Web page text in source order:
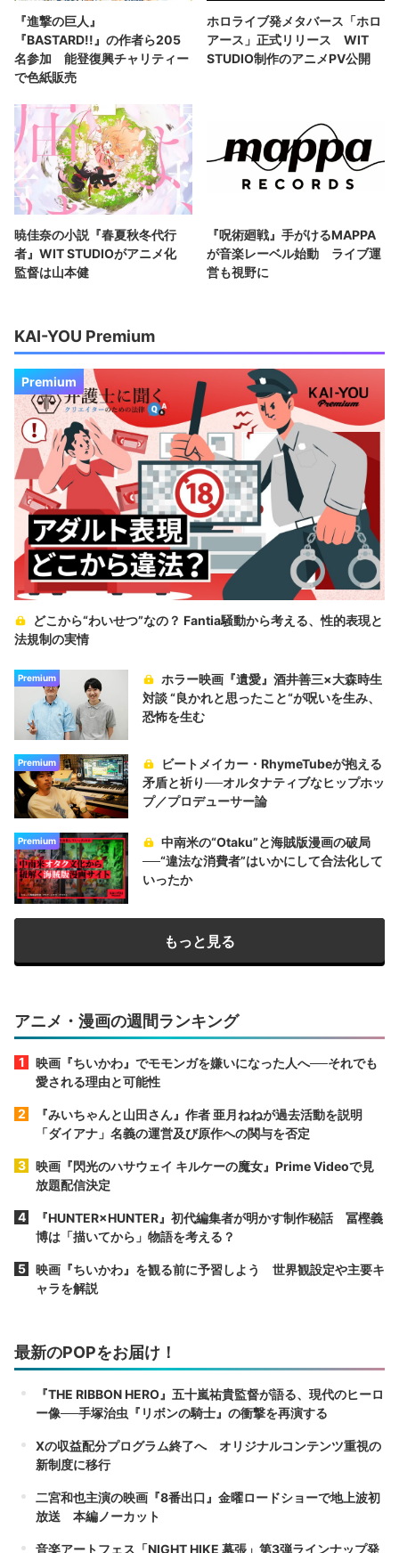
『進撃の巨人』
『BASTARD!!』の作者ら205
名参加 能登復興チャリティー
で色紙販売
ホロライブ発メタバース「ホロ
アース」正式リリース WIT
STUDIO制作のアニメPV公開
暁佳奈の小説『春夏秋冬代行
者』WIT STUDIOがアニメ化
監督は山本健
『呪術廻戦』手がけるMAPPA
が音楽レーベル始動 ライブ運
営も視野に
KAI-YOU Premium
Premium
どこから“わいせつ”なの？ Fantia騒動から考える、性的表現と
法規制の実情
Premium
ホラー映画『遺愛』酒井善三×大森時生
対談 “良かれと思ったこと“が呪いを生み、
恐怖を生む
Premium
ビートメイカー・RhymeTubeが抱える
矛盾と祈り──オルタナティブなヒップホッ
プ／プロデューサー論
Premium
中南米の“Otaku”と海賊版漫画の破局
──“違法な消費者”はいかにして合法化して
いったか
もっと見る
アニメ・漫画の週間ランキング
映画『ちいかわ』でモモンガを嫌いになった人へ──それでも
愛される理由と可能性
『みいちゃんと山田さん』作者 亜月ねねが過去活動を説明
「ダイアナ」名義の運営及び原作への関与を否定
映画『閃光のハサウェイ キルケーの魔女』Prime Videoで見
放題配信決定
『HUNTER×HUNTER』初代編集者が明かす制作秘話 冨樫義
博は「描いてから」物語を考える？
映画『ちいかわ』を観る前に予習しよう 世界観設定や主要キ
ャラを解説
最新のPOPをお届け！
『THE RIBBON HERO』五十嵐祐貴監督が語る、現代のヒーロ
ー像──手塚治虫『リボンの騎士』の衝撃を再演する
Xの収益配分プログラム終了へ オリジナルコンテンツ重視の
新制度に移行
二宮和也主演の映画『8番出口』金曜ロードショーで地上波初
放送 本編ノーカット
音楽アートフェス「NIGHT HIKE 幕張」第3弾ラインナップ発